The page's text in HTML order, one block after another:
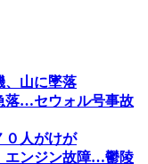
、山に墜落
落…セウォル号事故
０人がけが
エンジン故障…鬱陵